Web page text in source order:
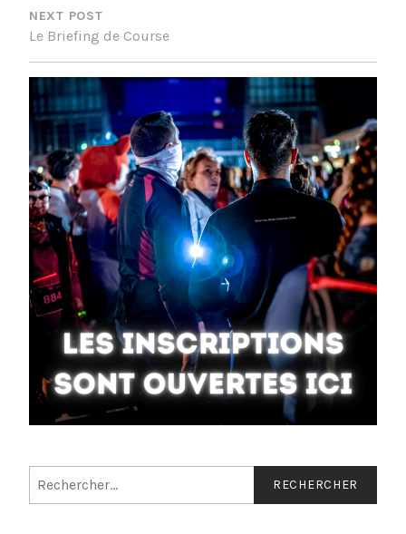
NEXT POST
Le Briefing de Course